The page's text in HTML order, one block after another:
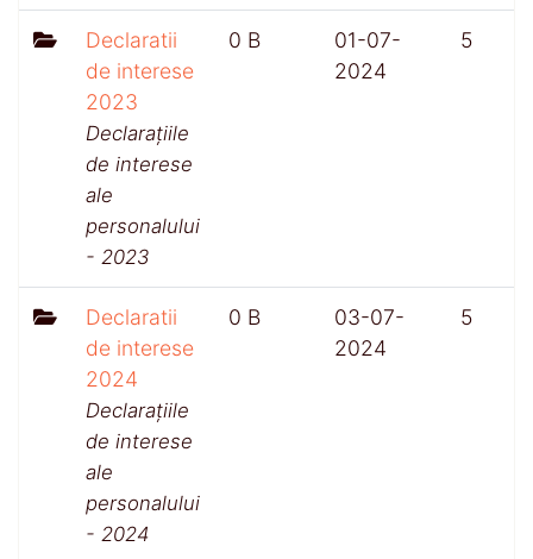
Declaratii
de interese
2023
Declarațiile
de interese
ale
personalului
- 2023
0 B
01-07-
2024
5
Declaratii
de interese
2024
Declarațiile
de interese
ale
personalului
- 2024
0 B
03-07-
2024
5